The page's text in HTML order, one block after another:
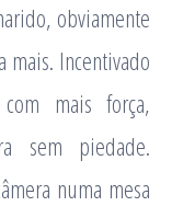
obviamente
mais. Incentivado
mais força,
sem piedade.
numa mesa